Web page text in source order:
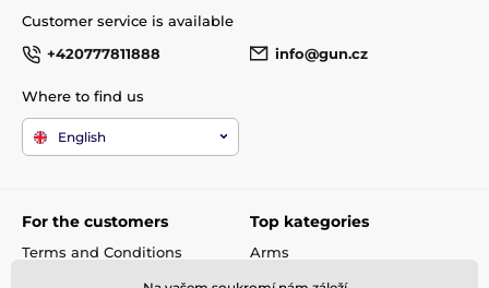
Customer service is available
+420777811888
info@gun.cz
Where to find us
English
For the customers
Terms and Conditions
Top kategories
Arms